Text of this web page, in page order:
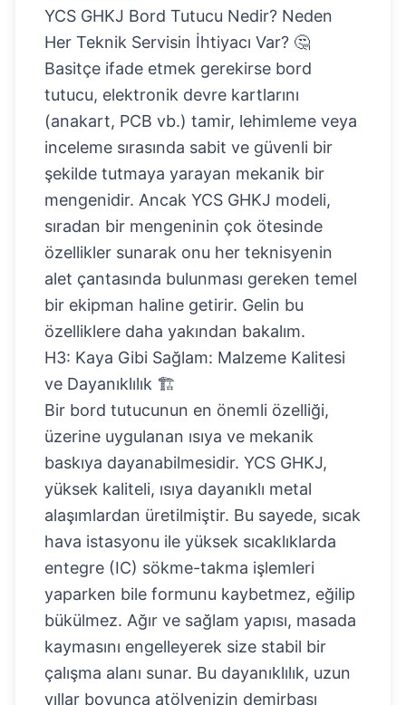
YCS GHKJ Bord Tutucu Nedir? Neden
Her Teknik Servisin İhtiyacı Var? 🤔
Basitçe ifade etmek gerekirse bord
tutucu, elektronik devre kartlarını
(anakart, PCB vb.) tamir, lehimleme veya
inceleme sırasında sabit ve güvenli bir
şekilde tutmaya yarayan mekanik bir
mengenidir. Ancak YCS GHKJ modeli,
sıradan bir mengeninin çok ötesinde
özellikler sunarak onu her teknisyenin
alet çantasında bulunması gereken temel
bir ekipman haline getirir. Gelin bu
özelliklere daha yakından bakalım.
H3: Kaya Gibi Sağlam: Malzeme Kalitesi
ve Dayanıklılık 🏗️
Bir bord tutucunun en önemli özelliği,
üzerine uygulanan ısıya ve mekanik
baskıya dayanabilmesidir. YCS GHKJ,
yüksek kaliteli, ısıya dayanıklı metal
alaşımlardan üretilmiştir. Bu sayede, sıcak
hava istasyonu ile yüksek sıcaklıklarda
entegre (IC) sökme-takma işlemleri
yaparken bile formunu kaybetmez, eğilip
bükülmez. Ağır ve sağlam yapısı, masada
kaymasını engelleyerek size stabil bir
çalışma alanı sunar. Bu dayanıklılık, uzun
yıllar boyunca atölyenizin demirbaşı